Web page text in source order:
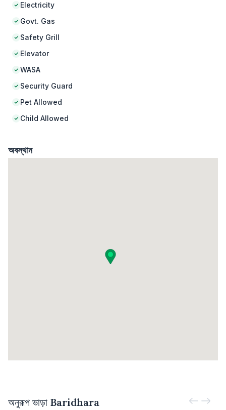
Electricity
Govt. Gas
Safety Grill
Elevator
WASA
Security Guard
Pet Allowed
Child Allowed
অবস্থান
অনুরূপ ভাড়া Baridhara